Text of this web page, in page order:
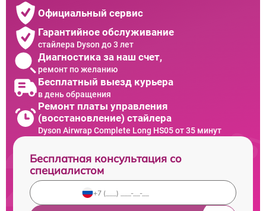
Официальный сервис
Гарантийное обслуживание
стайлера Dyson до 3 лет
Диагностика за наш счет,
ремонт по желанию
Бесплатный выезд курьера
в день обращения
Ремонт платы управления
(восстановление) стайлера
Dyson Airwrap Complete Long HS05 от 35 минут
Бесплатная консультация со
специалистом